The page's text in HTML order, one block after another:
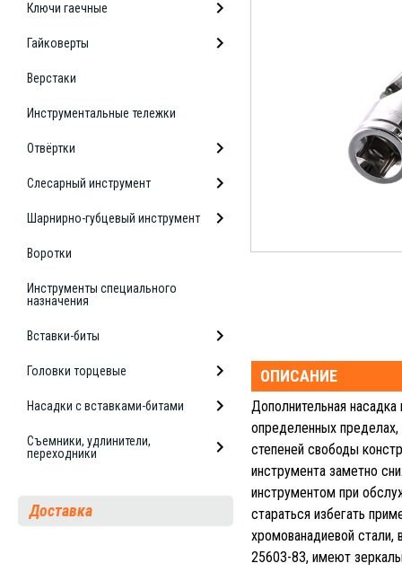
Ключи гаечные
Гайковерты
Верстаки
Инструментальные тележки
Отвёртки
Слесарный инструмент
Шарнирно-губцевый инструмент
Воротки
Инструменты специального
назначения
Вставки-биты
Головки торцевые
Насадки с вставками-битами
Съемники, удлинители,
переходники
Доставка
ОПИСАНИЕ
Дополнительная
определенных
степеней свободы
инструмента заметно
инструментом при
стараться избегать
хромованадиевой стали,
25603-83, имеют